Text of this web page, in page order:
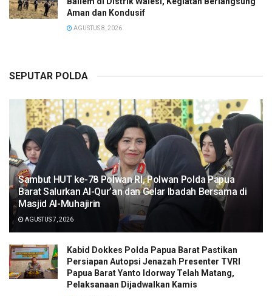
Aman dan Kondusif
AGUSTUS 8, 2026
SEPUTAR POLDA
Sambut HUT ke-78 Polwan RI, Polwan Polda Papua
Barat Salurkan Al-Qur’an dan Gelar Ibadah Bersama di
Masjid Al-Muhajirin
AGUSTUS 7, 2026
Kabid Dokkes Polda Papua Barat Pastikan
Persiapan Autopsi Jenazah Presenter TVRI
Papua Barat Yanto Idorway Telah Matang,
Pelaksanaan Dijadwalkan Kamis